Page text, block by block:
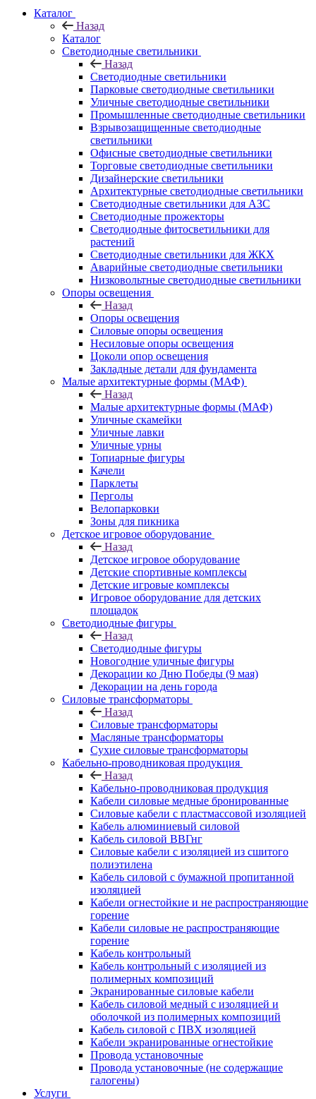
Каталог
Назад
Каталог
Светодиодные светильники
Назад
Светодиодные светильники
Парковые светодиодные светильники
Уличные светодиодные светильники
Промышленные светодиодные светильники
Взрывозащищенные светодиодные
светильники
Офисные светодиодные светильники
Торговые светодиодные светильники
Дизайнерские светильники
Архитектурные светодиодные светильники
Светодиодные светильники для АЗС
Светодиодные прожекторы
Светодиодные фитосветильники для
растений
Светодиодные светильники для ЖКХ
Аварийные светодиодные светильники
Низковольтные светодиодные светильники
Опоры освещения
Назад
Опоры освещения
Силовые опоры освещения
Несиловые опоры освещения
Цоколи опор освещения
Закладные детали для фундамента
Малые архитектурные формы (МАФ)
Назад
Малые архитектурные формы (МАФ)
Уличные скамейки
Уличные лавки
Уличные урны
Топиарные фигуры
Качели
Парклеты
Перголы
Велопарковки
Зоны для пикника
Детское игровое оборудование
Назад
Детское игровое оборудование
Детские спортивные комплексы
Детские игровые комплексы
Игровое оборудование для детских
площадок
Светодиодные фигуры
Назад
Светодиодные фигуры
Новогодние уличные фигуры
Декорации ко Дню Победы (9 мая)
Декорации на день города
Силовые трансформаторы
Назад
Силовые трансформаторы
Масляные трансформаторы
Сухие силовые трансформаторы
Кабельно-проводниковая продукция
Назад
Кабельно-проводниковая продукция
Кабели силовые медные бронированные
Силовые кабели с пластмассовой изоляцией
Кабель алюминиевый силовой
Кабель силовой ВВГнг
Силовые кабели с изоляцией из сшитого
полиэтилена
Кабель силовой с бумажной пропитанной
изоляцией
Кабели огнестойкие и не распространяющие
горение
Кабели силовые не распространяющие
горение
Кабель контрольный
Кабель контрольный с изоляцией из
полимерных композиций
Экранированные силовые кабели
Кабель силовой медный с изоляцией и
оболочкой из полимерных композиций
Кабель силовой с ПВХ изоляцией
Кабели экранированные огнестойкие
Провода установочные
Провода установочные (не содержащие
галогены)
Услуги